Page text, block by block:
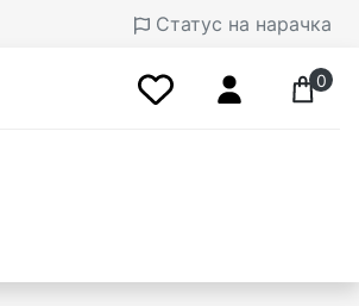
Статус на нарачка
0